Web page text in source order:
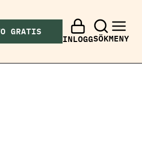
GRATIS
INLOGGSÖKMENY